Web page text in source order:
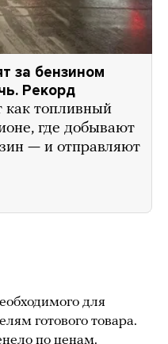
за бензином
Рекорд
как топливный
где добывают
— и отправляют
для
готового товара.
по ценам.